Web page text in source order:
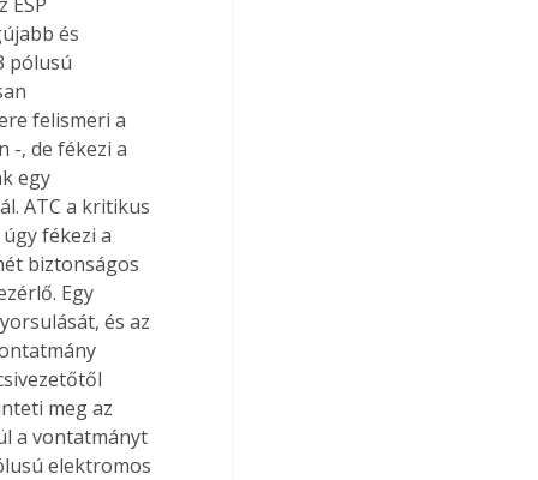
és
pólusú
felismeri a
-, de fékezi a
egy
ATC a kritikus
fékezi a
biztonságos
Egy
és az
meg az
a vontatmányt
elektromos